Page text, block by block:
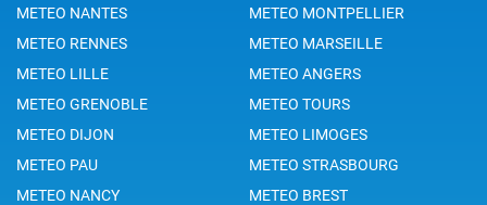
METEO NANTES
METEO MONTPELLIER
METEO RENNES
METEO MARSEILLE
METEO LILLE
METEO ANGERS
METEO GRENOBLE
METEO TOURS
METEO DIJON
METEO LIMOGES
METEO PAU
METEO STRASBOURG
METEO NANCY
METEO BREST